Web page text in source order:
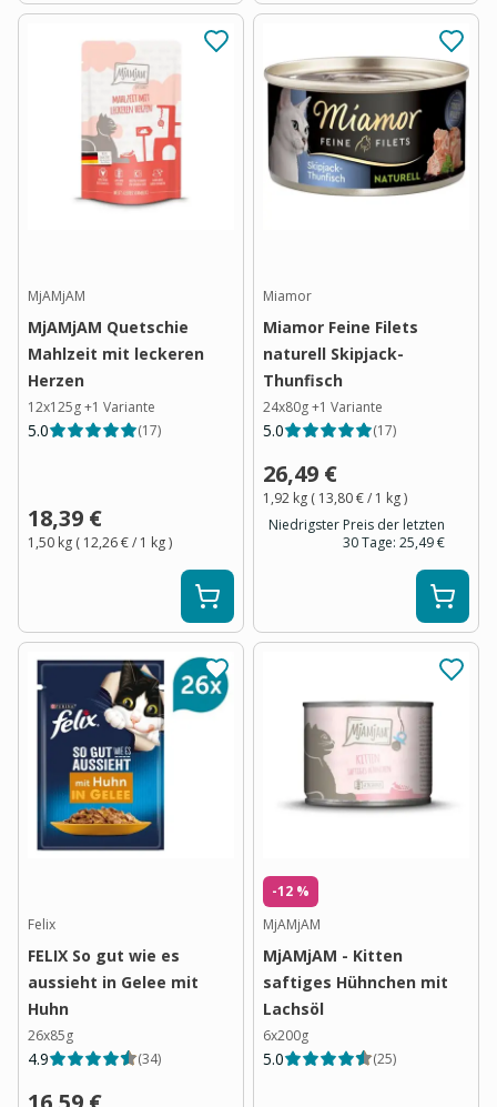
MjAMjAM
MjAMjAM Quetschie
Mahlzeit mit leckeren
Herzen
12x125g+1 Variante
5.0 (17)
18,39 €
1,50 kg ( 12,26 €/ 1 kg)
Miamor
Miamor Feine Filets
naturell Skipjack-
Thunfisch
24x80g+1 Variante
5.0 (17)
26,49 €
1,92 kg ( 13,80 €/ 1 kg)
Niedrigster Preis der letzten
30 Tage: 25,49 €
Felix
FELIX So gut wie es
aussieht in Gelee mit
Huhn
26x85g
4.9 (34)
-12 %
MjAMjAM
MjAMjAM - Kitten
saftiges Hühnchen mit
Lachsöl
6x200g
5.0 (25)